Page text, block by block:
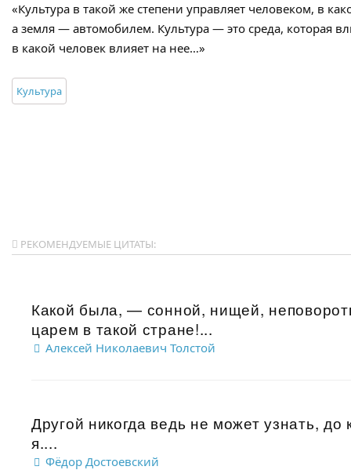
«Культура в такой же степени управляет человеком, в
а земля — автомобилем. Культура — это среда, которая
в какой человек влияет на нее…»
Культура
РЕКОМЕНДУЕМЫЕ ЦИТАТЫ:
Какой была, — сонной, нищей,
царем в такой стране!...
Алексей Николаевич Толстой
Другой никогда ведь не может узнать,
я....
Фёдор Достоевский